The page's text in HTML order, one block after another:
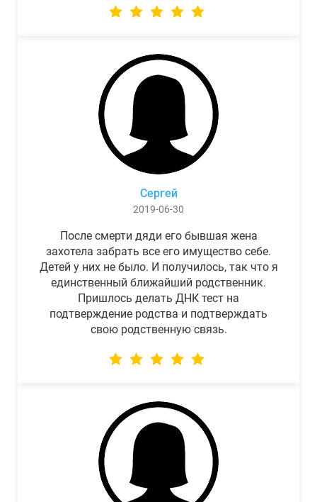
Сергей
2019-06-30
После смерти дяди его бывшая жена
захотела забрать все его имущество себе.
Детей у них не было. И получилось, так что я
единственный ближайший родственник.
Пришлось делать ДНК тест на
подтверждение родства и подтверждать
свою родственную связь.